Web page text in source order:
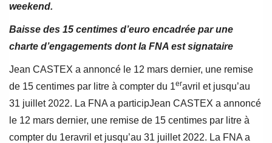
weekend.
Baisse des 15 centimes d’euro encadrée par une
charte d’engagements dont la FNA est signataire
Jean CASTEX a annoncé le 12 mars dernier, une remise
de 15 centimes par litre à compter du 1eravril et jusqu’au
31 juillet 2022. La FNA a participJean CASTEX a annoncé
le 12 mars dernier, une remise de 15 centimes par litre à
compter du 1eravril et jusqu’au 31 juillet 2022. La FNA a